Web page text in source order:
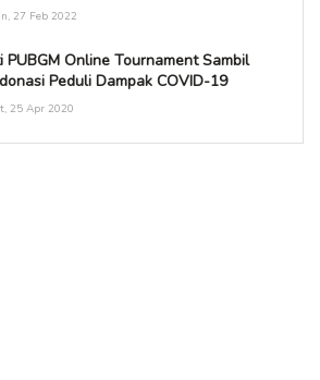
27 Feb 2022
PUBGM Online Tournament Sambil
Peduli Dampak COVID-19
25 Apr 2020